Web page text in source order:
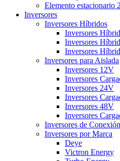
Elemento estacionario
Inversores
Inversores Híbridos
Inversores
Inversores
Inversores
Inversores para Aislada
Inversores 12V
Inversores
Inversores 24V
Inversores
Inversores 48V
Inversores
Inversores de
Inversores por Marca
Deye
Victron Energy